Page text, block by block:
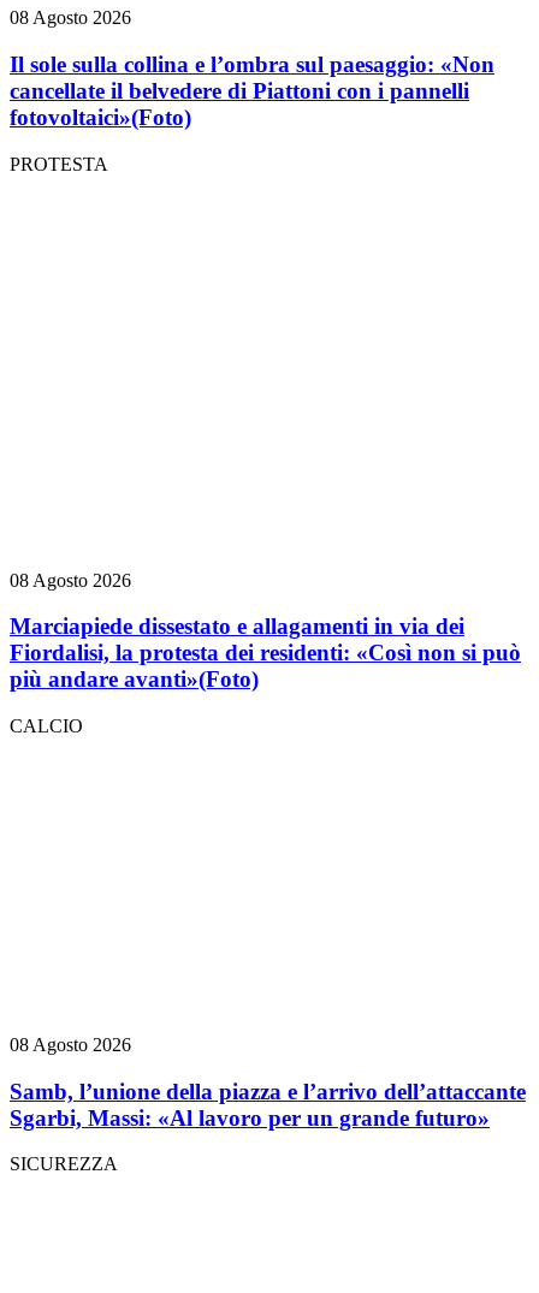
08 Agosto 2026
Il sole sulla collina e l’ombra sul paesaggio: «Non
cancellate il belvedere di Piattoni con i pannelli
fotovoltaici»(Foto)
PROTESTA
08 Agosto 2026
Marciapiede dissestato e allagamenti in via dei
Fiordalisi, la protesta dei residenti: «Così non si può
più andare avanti»(Foto)
CALCIO
08 Agosto 2026
Samb, l’unione della piazza e l’arrivo dell’attaccante
Sgarbi, Massi: «Al lavoro per un grande futuro»
SICUREZZA